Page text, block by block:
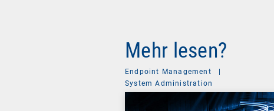
Mehr lesen?
Endpoint Management
|
System Administration